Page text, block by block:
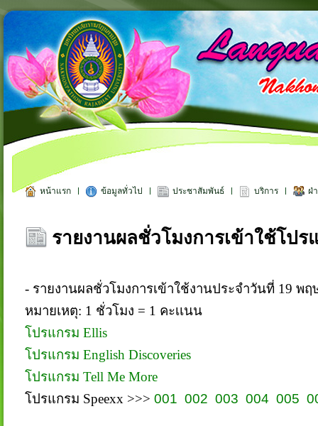
หน้าแรก ข้อมูลทั่วไป ประชาสัมพันธ์ บริการ ฝ่
รายงานผลชั่วโมงการเข้าใช้โป
- รายงานผลชั่วโมงการเข้าใช้งานประจำวันที่ 19 พฤ
หมายเหตุ: 1 ชั่วโมง = 1 คะเเนน
โปรแกรม Ellis
โปรแกรม English Discoveries
โปรแกรม Tell Me More
โปรแกรม Speexx >>> 001 002 003 004 005